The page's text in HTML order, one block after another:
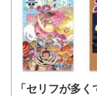
「セリフが多く